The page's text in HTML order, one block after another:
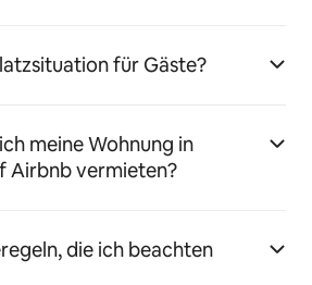
für Gäste?
meine Wohnung in
Airbnb vermieten?
die ich beachten